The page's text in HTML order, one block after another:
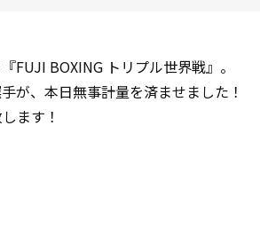
FUJI BOXING トリプル世界戦』。
が、本日無事計量を済ませました！
ます！